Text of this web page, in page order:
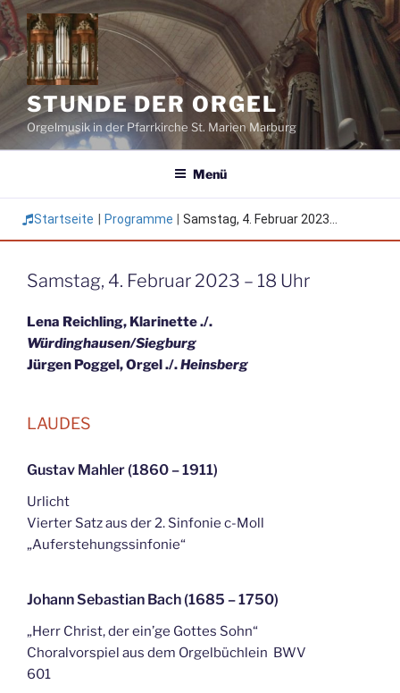
Zum
Inhalt
springen
STUNDE DER ORGEL
Orgelmusik in der Pfarrkirche St. Marien Marburg
Menü
Startseite Programme Samstag, 4. Februar 2023...
Samstag, 4. Februar 2023 – 18 Uhr
Lena Reichling, Klarinette ./.
Würdinghausen/Siegburg
Jürgen Poggel, Orgel ./.Heinsberg
LAUDES
Gustav Mahler (1860 – 1911)
Urlicht
Vierter Satz aus der 2. Sinfonie c-Moll
„Auferstehungssinfonie“
Johann Sebastian Bach (1685 – 1750)
„Herr Christ, der ein’ge Gottes Sohn“
Choralvorspiel aus dem Orgelbüchlein BWV
601